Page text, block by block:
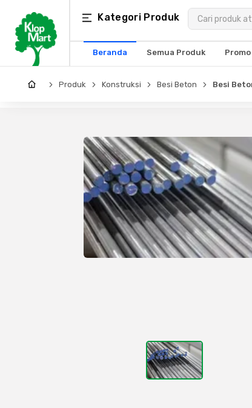
Kategori Produk
Beranda Semua Produk Promo
Kategori
Produk
Arsitektur
Produk Konstruksi Besi Beton Besi